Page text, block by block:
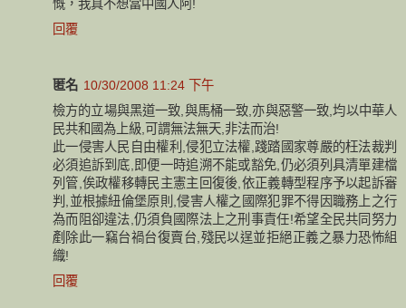
慨，我真不想當中國人阿!
回覆
匿名 10/30/2008 11:24 下午
檢方的立場與黑道一致,與馬桶一致,亦與惡警一致,均以中華人
民共和國為上級,可謂無法無天,非法而治!
此一侵害人民自由權利,侵犯立法權,踐踏國家尊嚴的枉法裁判
必須追訴到底,即便一時追溯不能或豁免,仍必須列具清單建檔
列管,俟政權移轉民主憲主回復後,依正義轉型程序予以起訴審
判,並根據紐倫堡原則,侵害人權之國際犯罪不得因職務上之行
為而阻卻違法,仍須負國際法上之刑事責任!希望全民共同努力
剷除此一竊台禍台復賣台,殘民以逞並拒絕正義之暴力恐怖組
織!
回覆